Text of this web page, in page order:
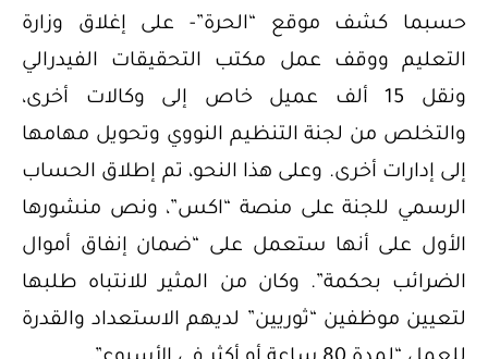
حسبما كشف موقع “الحرة”- على إغلاق وزارة
التعليم ووقف عمل مكتب التحقيقات الفيدرالي
ونقل 15 ألف عميل خاص إلى وكالات أخرى،
والتخلص من لجنة التنظيم النووي وتحويل مهامها
إلى إدارات أخرى. وعلى هذا النحو، تم إطلاق الحساب
الرسمي للجنة على منصة “اكس”، ونص منشورها
الأول على أنها ستعمل على “ضمان إنفاق أموال
الضرائب بحكمة”. وكان من المثير للانتباه طلبها
لتعيين موظفين “ثوريين” لديهم الاستعداد والقدرة